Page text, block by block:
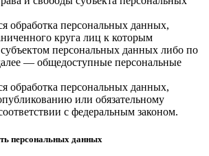
обработка персональных данных,
круга лиц к которым
субъектом персональных данных либо по
— общедоступные персональные
обработка персональных данных,
или обязательному
с федеральным законом.
персональных данных